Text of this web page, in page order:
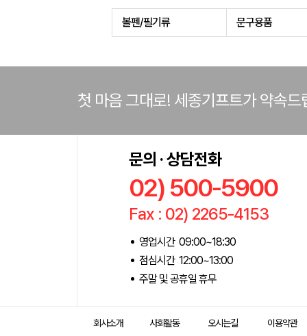
볼펜/필기류 문구용품
첫 마음 그대로! 세종기프트가 약속드
문의 · 상담전화
02) 500-5900
Fax : 02) 2265-4153
영업시간 09:00~18:30
점심시간 12:00~13:00
주말 및 공휴일 휴무
회사소개 사회활동 오시는길 이용약관